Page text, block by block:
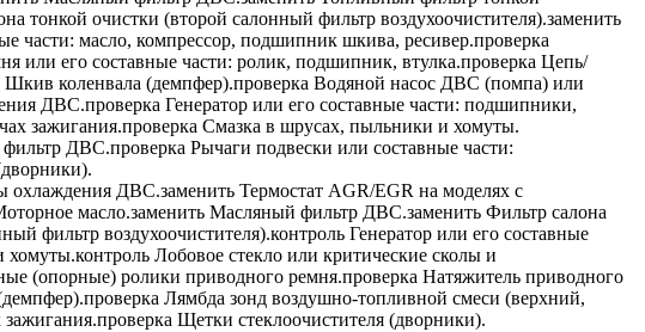
тонкой очистки (второй салонный фильтр воздухоочистителя).заменить
части: масло, компрессор, подшипник шкива, ресивер.проверка
или его составные части: ролик, подшипник, втулка.проверка Цепь/
Шкив коленвала (демпфер).проверка Водяной насос ДВС (помпа) или
ДВС.проверка Генератор или его составные части: подшипники,
зажигания.проверка Смазка в шрусах, пыльники и хомуты.
ДВС.проверка Рычаги подвески или составные части:
охлаждения ДВС.заменить Термостат AGR/EGR на моделях с
масло.заменить Масляный фильтр ДВС.заменить Фильтр салона
фильтр воздухоочистителя).контроль Генератор или его составные
хомуты.контроль Лобовое стекло или критические сколы и
(опорные) ролики приводного ремня.проверка Натяжитель приводного
проверка Лямбда зонд воздушно-топливной смеси (верхний,
проверка Щетки стеклоочистителя (дворники).